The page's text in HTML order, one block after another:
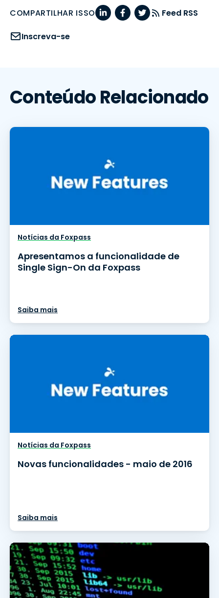
COMPARTILHAR ISSO Feed RSS
Inscreva-se
Conteúdo Relacionado
Notícias da Foxpass
Apresentamos a funcionalidade de
Single Sign-On da Foxpass
Saiba mais
Notícias da Foxpass
Novas funcionalidades - maio de 2016
Saiba mais